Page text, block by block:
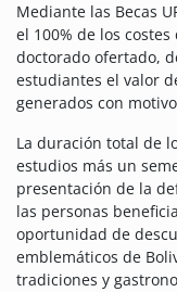
Mediante las Becas
el 100% de los
doctorado ofertado,
estudiantes el valor
generados con
La duración total de
estudios más un
presentación de la
las personas
oportunidad de
emblemáticos de
tradiciones y